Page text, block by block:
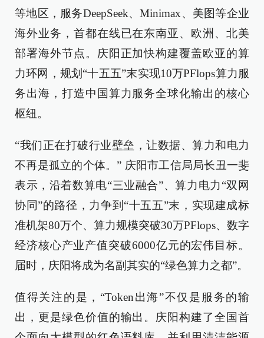
等地区，服务DeepSeek、Minimax、美图等企业
海外业务，首都在线已在东南亚、欧洲、北美
部署海外节点。庆阳正加快构建覆盖欧亚的算
力环网，规划“十五五”末实现10万PFlops算力服
务出海，打造中国算力服务全球化输出的核心
枢纽。
“我们正在打破行业壁垒，让数据、算力和电力
不再是孤立的个体。” 庆阳市工信局局长丑一斐
表示，沿着数算电“三业融合”、算力电力“双网
协同”的路径，力争到“十五五”末，实现建成标
准机架80万个、算力规模突破30万PFlops、数字
经济核心产业产值突破6000亿元的宏伟目标。
届时，庆阳将成为名副其实的“绿色算力之都”。
值得关注的是，“Token出海”不仅是服务的输
出，更是绿色价值的输出。庆阳构建了全国首